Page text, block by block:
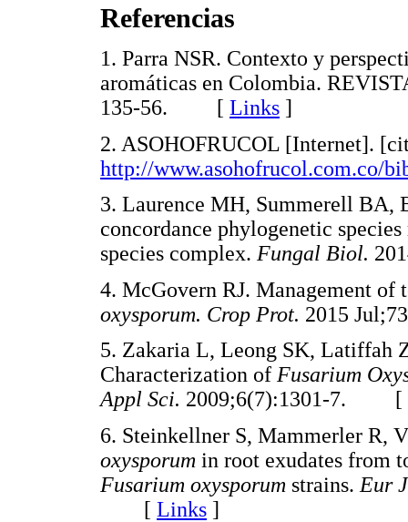
Referencias
1. Parra NSR. Contexto y
aromáticas en Colombia.
135-56. [ Links ]
2. ASOHOFRUCOL [Internet].
http://www.asohofrucol.com.co/
3. Laurence MH, Summerell BA,
concordance phylogenetic
species complex. Fungal Biol.
4. McGovern RJ. Management of
oxysporum. Crop Prot. 2015
5. Zakaria L, Leong SK, Latiffah
Characterization of Fusarium
Appl Sci. 2009;6(7):1301-7. [
6. Steinkellner S, Mammerler R,
oxysporum in root exudates from
Fusarium oxysporum strains. Eur
[ Links ]